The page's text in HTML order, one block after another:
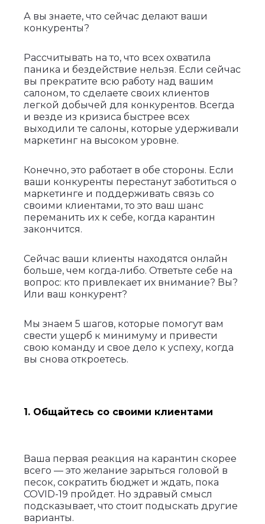
А вы знаете, что сейчас делают ваши
конкуренты?
Рассчитывать на то, что всех охватила
паника и бездействие нельзя. Если сейчас
вы прекратите всю работу над вашим
салоном, то сделаете своих клиентов
легкой добычей для конкурентов. Всегда
и везде из кризиса быстрее всех
выходили те салоны, которые удерживали
маркетинг на высоком уровне.
Конечно, это работает в обе стороны. Если
ваши конкуренты перестанут заботиться о
маркетинге и поддерживать связь со
своими клиентами, то это ваш шанс
переманить их к себе, когда карантин
закончится.
Сейчас ваши клиенты находятся онлайн
больше, чем когда-либо. Ответьте себе на
вопрос: кто привлекает их внимание? Вы?
Или ваш конкурент?
Мы знаем 5 шагов, которые помогут вам
свести ущерб к минимуму и привести
свою команду и свое дело к успеху, когда
вы снова откроетесь.
1. Общайтесь со своими клиентами
Ваша первая реакция на карантин скорее
всего — это желание зарыться головой в
песок, сократить бюджет и ждать, пока
COVID-19 пройдет. Но здравый смысл
подсказывает, что стоит подыскать другие
варианты.